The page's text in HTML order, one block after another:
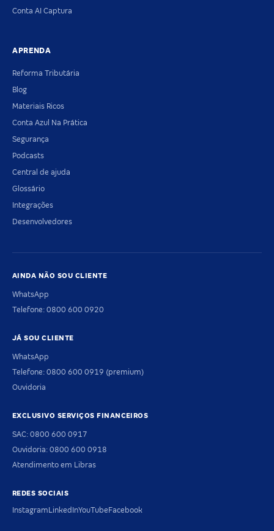
Conta AI Captura
APRENDA
Reforma Tributária
Blog
Materiais Ricos
Conta Azul Na Prática
Segurança
Podcasts
Central de ajuda
Glossário
Integrações
Desenvolvedores
AINDA NÃO SOU CLIENTE
WhatsApp
Telefone: 0800 600 0920
JÁ SOU CLIENTE
WhatsApp
Telefone: 0800 600 0919 (premium)
Ouvidoria
EXCLUSIVO SERVIÇOS FINANCEIROS
SAC: 0800 600 0917
Ouvidoria: 0800 600 0918
Atendimento em Libras
REDES SOCIAIS
InstagramLinkedInYouTubeFacebook